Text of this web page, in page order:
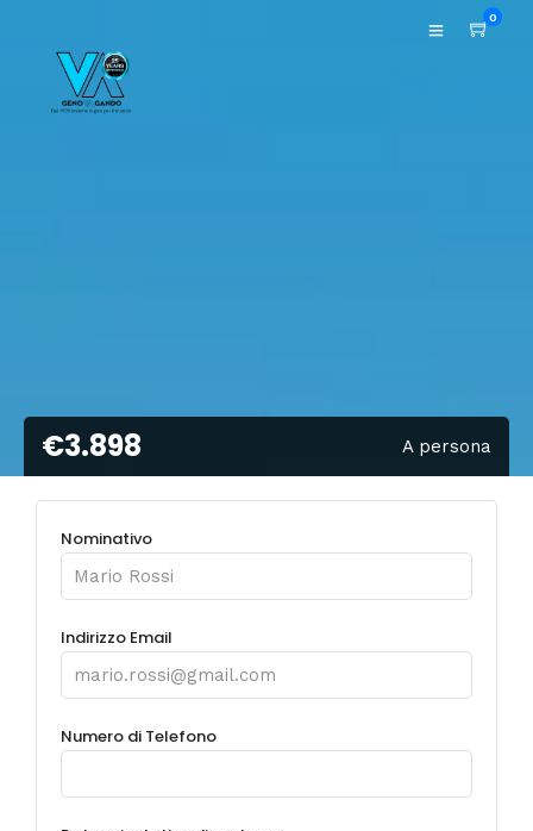
0
€3.898 A persona
Nominativo
Indirizzo Email
Numero di Telefono